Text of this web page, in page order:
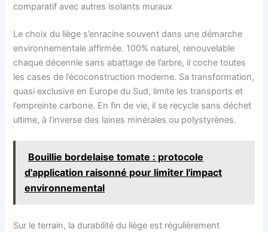
comparatif avec autres isolants muraux
Le choix du liège s’enracine souvent dans une démarche
environnementale affirmée. 100% naturel, renouvelable
chaque décennie sans abattage de l’arbre, il coche toutes
les cases de l’écoconstruction moderne. Sa transformation,
quasi exclusive en Europe du Sud, limite les transports et
l’empreinte carbone. En fin de vie, il se recycle sans déchet
ultime, à l’inverse des laines minérales ou polystyrènes.
Bouillie bordelaise tomate : protocole
d'application raisonné pour limiter l'impact
environnemental
Sur le terrain, la durabilité du liège est régulièrement